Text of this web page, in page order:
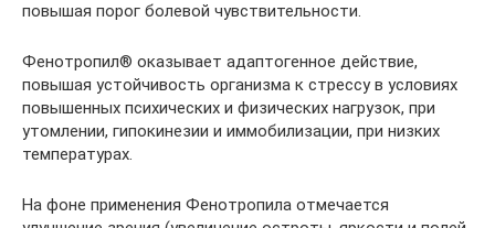
повышая порог болевой чувствительности.
Фенотропил® оказывает адаптогенное действие,
повышая устойчивость организма к стрессу в условиях
повышенных психических и физических нагрузок, при
утомлении, гипокинезии и иммобилизации, при низких
температурах.
На фоне применения Фенотропила отмечается